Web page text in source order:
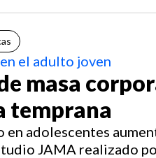
el adulto joven
masa
temprana
en adolescentes
JAMA realizado